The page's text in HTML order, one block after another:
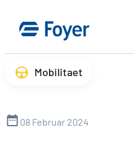
Inhalt
springen
Mobilitaet
08 Februar 2024